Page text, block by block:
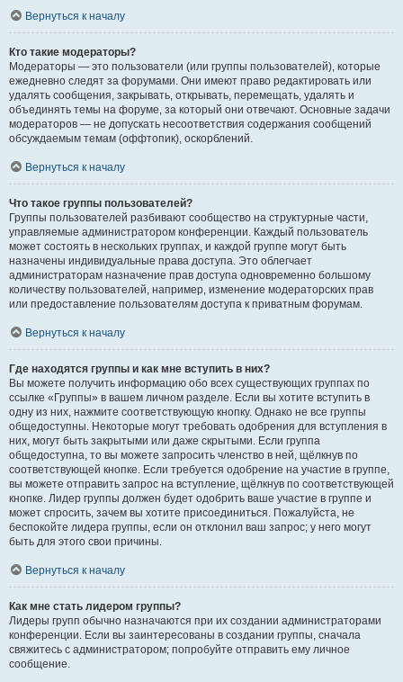
Вернуться к началу
Кто такие модераторы?
Модераторы — это пользователи (или группы пользователей), которые
ежедневно следят за форумами. Они имеют право редактировать или
удалять сообщения, закрывать, открывать, перемещать, удалять и
объединять темы на форуме, за который они отвечают. Основные задачи
модераторов — не допускать несоответствия содержания сообщений
обсуждаемым темам (оффтопик), оскорблений.
Вернуться к началу
Что такое группы пользователей?
Группы пользователей разбивают сообщество на структурные части,
управляемые администратором конференции. Каждый пользователь
может состоять в нескольких группах, и каждой группе могут быть
назначены индивидуальные права доступа. Это облегчает
администраторам назначение прав доступа одновременно большому
количеству пользователей, например, изменение модераторских прав
или предоставление пользователям доступа к приватным форумам.
Вернуться к началу
Где находятся группы и как мне вступить в них?
Вы можете получить информацию обо всех существующих группах по
ссылке «Группы» в вашем личном разделе. Если вы хотите вступить в
одну из них, нажмите соответствующую кнопку. Однако не все группы
общедоступны. Некоторые могут требовать одобрения для вступления в
них, могут быть закрытыми или даже скрытыми. Если группа
общедоступна, то вы можете запросить членство в ней, щёлкнув по
соответствующей кнопке. Если требуется одобрение на участие в группе,
вы можете отправить запрос на вступление, щёлкнув по соответствующей
кнопке. Лидер группы должен будет одобрить ваше участие в группе и
может спросить, зачем вы хотите присоединиться. Пожалуйста, не
беспокойте лидера группы, если он отклонил ваш запрос; у него могут
быть для этого свои причины.
Вернуться к началу
Как мне стать лидером группы?
Лидеры групп обычно назначаются при их создании администраторами
конференции. Если вы заинтересованы в создании группы, сначала
свяжитесь с администратором; попробуйте отправить ему личное
сообщение.